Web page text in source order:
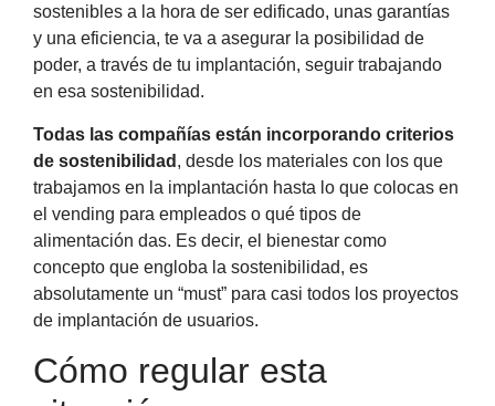
sostenibles a la hora de ser edificado, unas garantías
y una eficiencia, te va a asegurar la posibilidad de
poder, a través de tu implantación, seguir trabajando
en esa sostenibilidad.
Todas las compañías están incorporando criterios
de sostenibilidad , desde los materiales con los que
trabajamos en la implantación hasta lo que colocas en
el vending para empleados o qué tipos de
alimentación das. Es decir, el bienestar como
concepto que engloba la sostenibilidad, es
absolutamente un “must” para casi todos los proyectos
de implantación de usuarios.
Cómo regular esta